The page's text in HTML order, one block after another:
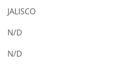
JALISCO
N/D
N/D